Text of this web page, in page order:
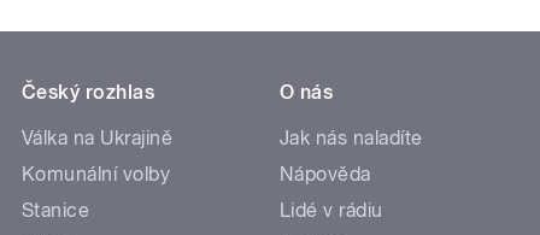
Český rozhlas
Válka na Ukrajině
Komunální volby
Stanice
O nás
Jak nás naladíte
Nápověda
Lidé v rádiu